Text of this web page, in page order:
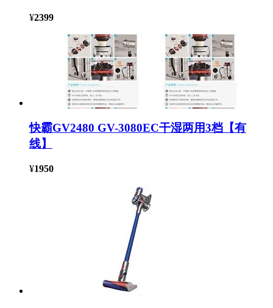
¥2399
快霸GV2480 GV-3080EC干湿两用3档【有
线】
¥1950